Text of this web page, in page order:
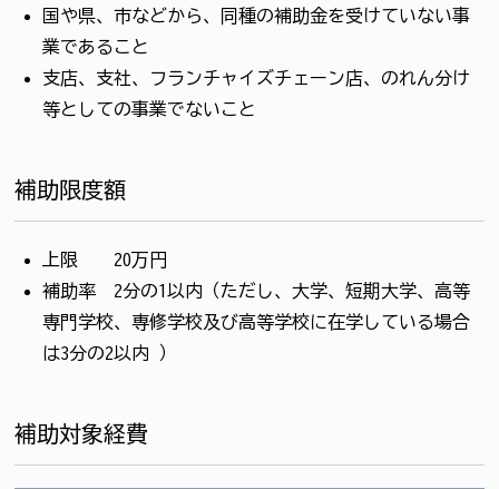
国や県、市などから、同種の補助金を受けていない事
業であること
支店、支社、フランチャイズチェーン店、のれん分け
等としての事業でないこと
補助限度額
上限 20万円
補助率 2分の1以内（ただし、大学、短期大学、高等
専門学校、専修学校及び高等学校に在学している場合
は3分の2以内 ）
補助対象経費